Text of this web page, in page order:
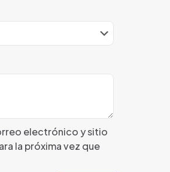
electrónico y sitio
la próxima vez que